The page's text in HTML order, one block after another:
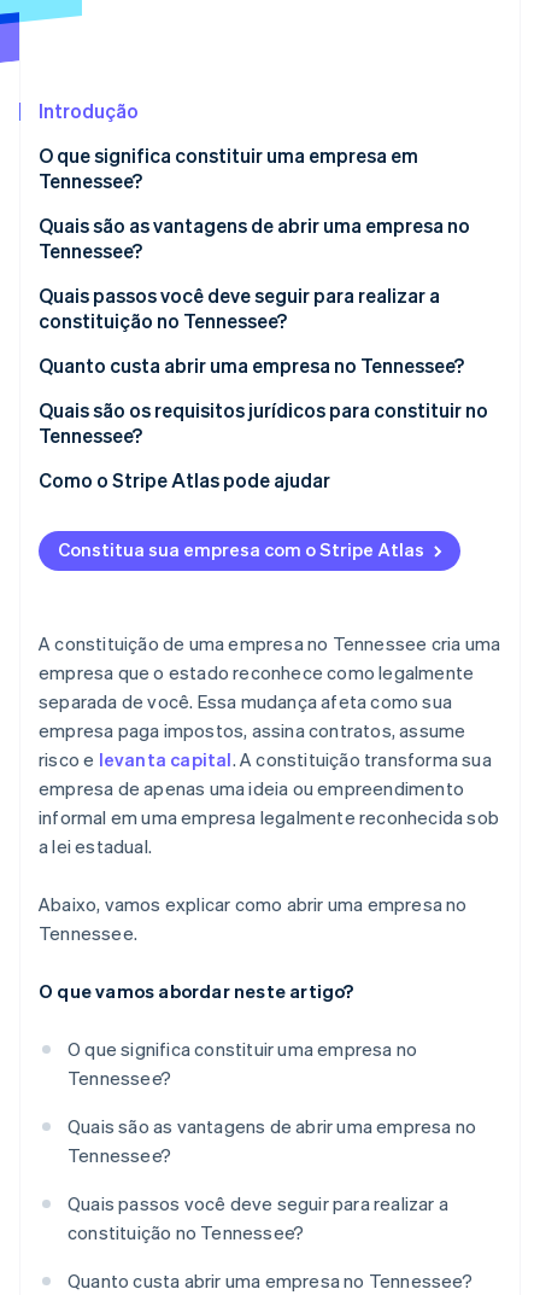
Stripe Sessions 2026
Assista agora
Introdução
O que significa constituir uma empresa em
Tennessee?
Quais são as vantagens de abrir uma empresa no
Tennessee?
Quais passos você deve seguir para realizar a
constituição no Tennessee?
1. Escolha um nome que atenda aos requisitos do
2. Indique um agente registrado
3. Preencha e registre a carta
4. Realize sua primeira reunião de conselho
5. Registre-se para obter contas fiscais estaduais
Quanto custa abrir uma empresa no Tennessee?
Quais são os requisitos jurídicos para constituir no
Tennessee?
Como o Stripe Atlas pode ajudar
Como se inscrever no Atlas
Aceite pagamentos e opere financeiramente antes
Compra de ações de fundador sem dinheiro em
espécie
Declaração automática da eleição fiscal 83(b)
Documentos legais empresariais de padrão
internacional
Um ano gratuito de Stripe Payments, além de 50 mil
dólares em créditos e descontos de parceiros
Constitua sua empresa com o Stripe Atlas
A constituição de uma empresa no Tennessee cria uma
empresa que o estado reconhece como legalmente
separada de você. Essa mudança afeta como sua
empresa paga impostos, assina contratos, assume
risco e levanta capital. A constituição transforma sua
empresa de apenas uma ideia ou empreendimento
informal em uma empresa legalmente reconhecida sob
a lei estadual.
Abaixo, vamos explicar como abrir uma empresa no
Tennessee.
O que vamos abordar neste artigo?
O que significa constituir uma empresa no
Tennessee?
Quais são as vantagens de abrir uma empresa no
Tennessee?
Quais passos você deve seguir para realizar a
constituição no Tennessee?
Quanto custa abrir uma empresa no Tennessee?